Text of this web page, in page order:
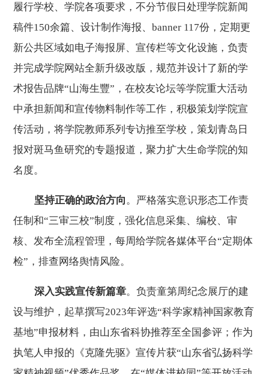
履行学校、学院各项要求，不分节假日处理学院新闻
稿件150余篇、设计制作海报、banner 117份，定期更
新公共区域如电子海报屏、宣传栏等文化设施，负责
并完成学院网站全新升级改版，规范并设计了新的学
术报告品牌“山海生豐”，在校友论坛等学院重大活动
中承担新闻和宣传物料制作等工作，积极策划学院宣
传活动，将学院教师系列专访推至学校，策划青岛日
报对斑马鱼研究的专题报道，聚力扩大生命学院的知
名度。
坚持正确的政治方向 。严格落实意识形态工作责
任制和“三审三校”制度，强化信息采集、编校、审
核、发布全流程管理，每周给学院各媒体平台“定期体
检”，排查网络舆情风险。
深入实践宣传新篇章。负责童第周纪念展厅的建
设与维护，起草撰写2023年评选“科学家精神国家教育
基地”申报材料，由山东省科协推荐至全国参评；作为
执笔人申报的《克隆先驱》宣传片获“山东省弘扬科学